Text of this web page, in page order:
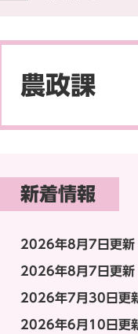
農政課
新着情報
2026年8月7日更新
2026年8月7日更新
2026年7月30日更
2026年6月10日更